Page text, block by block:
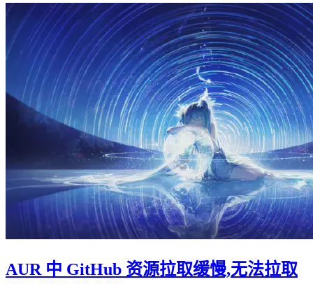
AUR 中 GitHub 资源拉取缓慢,无法拉取